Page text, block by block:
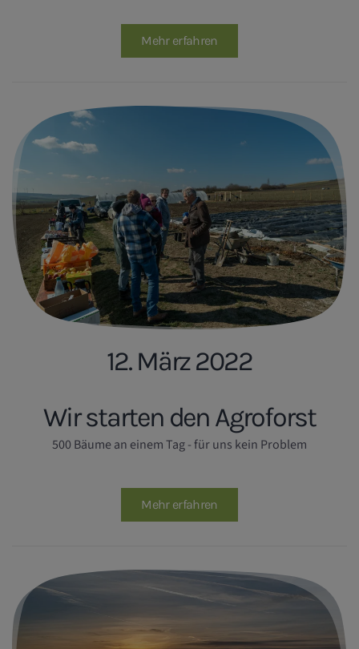
Mehr erfahren
12. März 2022
Wir starten den Agroforst
500 Bäume an einem Tag - für uns kein Problem
Mehr erfahren